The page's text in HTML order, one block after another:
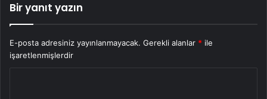
Bir yanıt yazın
E-posta adresiniz yayınlanmayacak. Gerekli alanlar * ile
işaretlenmişlerdir